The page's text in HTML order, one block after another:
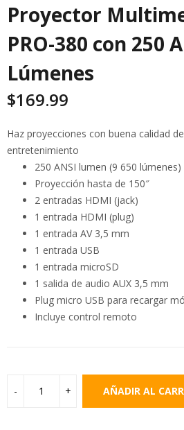
Proyector
PRO-380 con 250
Lúmenes
$169.99
Haz proyecciones con buena calidad
entretenimiento
250 ANSI lumen (9 650 lúmenes)
Proyección hasta de 150″
2 entradas HDMI (jack)
1 entrada HDMI (plug)
1 entrada AV 3,5 mm
1 entrada USB
1 entrada microSD
1 salida de audio AUX 3,5 mm
Plug micro USB para recargar
Incluye control remoto
AÑADIR AL